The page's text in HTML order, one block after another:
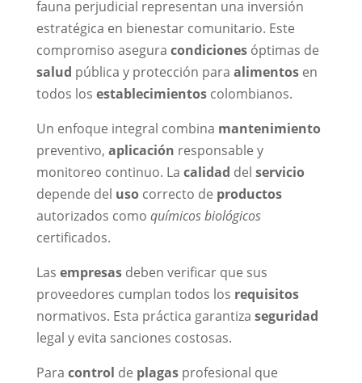
fauna perjudicial representan una inversión
estratégica en bienestar comunitario. Este
compromiso asegura condicionesóptimas de
salud pública y protección para alimentosen
todos los establecimientoscolombianos.
Un enfoque integral combina mantenimiento
preventivo, aplicación responsable y
monitoreo continuo. La calidad del servicio
depende del usocorrecto de productos
autorizados como químicos biológicos
certificados.
Las empresasdeben verificar que sus
proveedores cumplan todos los requisitos
normativos. Esta práctica garantiza seguridad
legal y evita sanciones costosas.
Para control de plagasprofesional que